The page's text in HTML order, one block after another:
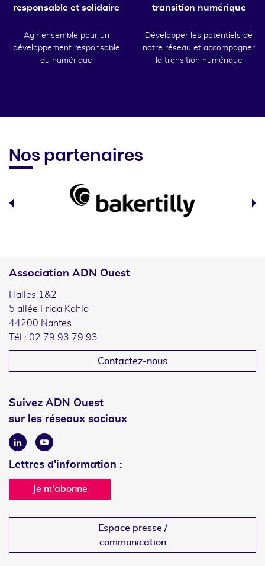
responsable et solidaire
Agir ensemble pour un
développement responsable
du numérique
transition numérique
Développer les potentiels de
notre réseau et accompagner
la transition numérique
Nos partenaires
Association ADN Ouest
Halles 1&2
5 allée Frida Kahlo
44200 Nantes
Tél : 02 79 93 79 93
Contactez-nous
Suivez ADN Ouest
sur les réseaux sociaux
LinkedinYoutube
Lettres d'information :
Je m'abonne
Espace presse /
communication